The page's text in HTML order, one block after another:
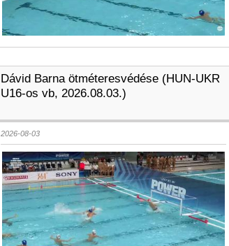
Dávid Barna ötméteresvédése (HUN-UKR
U16-os vb, 2026.08.03.)
2026-08-03